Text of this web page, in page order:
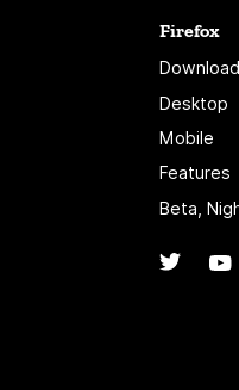
Firefox
Desktop
Mobile
Features
Beta,
Twitter